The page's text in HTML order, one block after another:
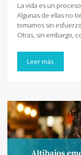
La vida es un
Algunas de ellas no
tomamos sin
Otras, sin embargo,
Leer más